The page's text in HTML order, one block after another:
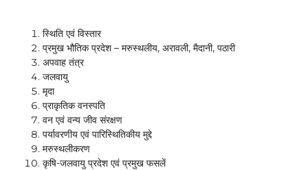
स्थिति एवं विस्तार
प्रमुख भौतिक प्रदेश – मरुस्थलीय, अरावली, मैदानी, पठारी
अपवाह तंत्र
जलवायु
मृदा
प्राकृतिक वनस्पति
वन एवं वन्य जीव संरक्षण
पर्यावरणीय एवं पारिस्थितिकीय मुद्दे
मरुस्थलीकरण
कृषि-जलवायु प्रदेश एवं प्रमुख फसलें